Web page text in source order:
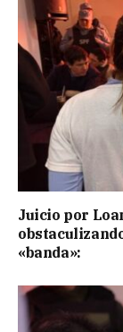
Juicio por
«banda»: